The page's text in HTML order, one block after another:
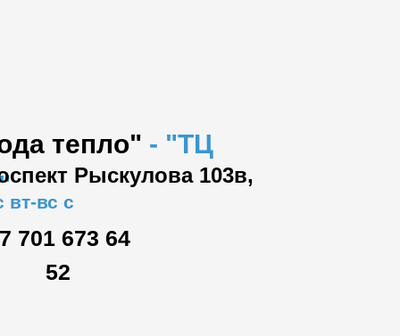
тепло" - "ТЦ
Рыскулова 103в,
вс с
701 673 64
52